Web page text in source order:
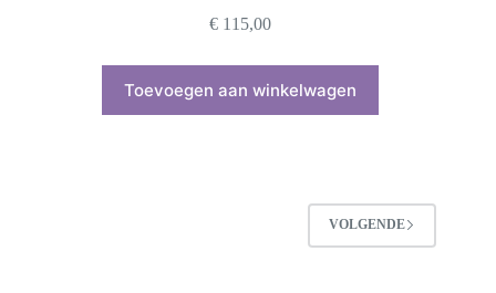
€ 115,00
Toevoegen aan winkelwagen
VOLGENDE